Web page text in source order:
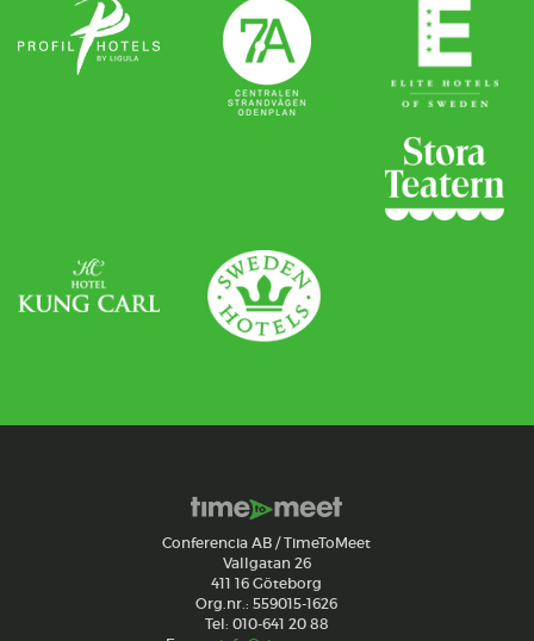
Conferencia AB / TimeToMeet
Vallgatan 26
411 16 Göteborg
Org.nr.: 559015-1626
Tel: 010-641 20 88